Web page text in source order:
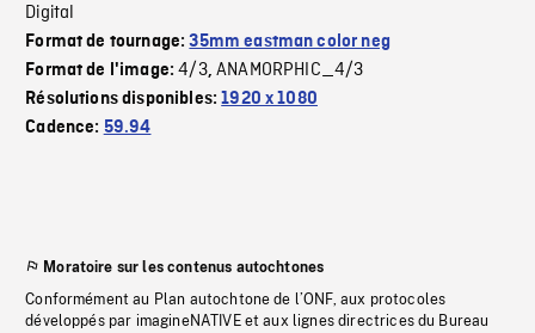
Digital
Format de tournage:35mm eastman color neg
Format de l'image:4/3,ANAMORPHIC_4/3
Résolutions disponibles:1920 x 1080
Cadence: 59.94
Moratoire sur les contenus autochtones
Conformément au Plan autochtone de l’ONF, aux protocoles
développés par imagineNATIVE et aux lignes directrices du Bureau